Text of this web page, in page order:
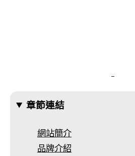
–
章節連結
網站簡介
品牌介紹